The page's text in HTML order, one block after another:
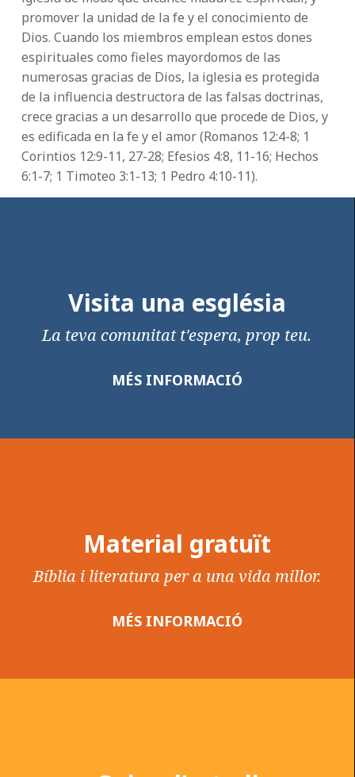
promover la unidad de la fe y el conocimiento de
Dios. Cuando los miembros emplean estos dones
espirituales como fieles mayordomos de las
numerosas gracias de Dios, la iglesia es protegida
de la influencia destructora de las falsas doctrinas,
crece gracias a un desarrollo que procede de Dios, y
es edificada en la fe y el amor (Romanos 12:4-8; 1
Corintios 12:9-11, 27-28; Efesios 4:8, 11-16; Hechos
6:1-7; 1 Timoteo 3:1-13; 1 Pedro 4:10-11).
Visita una església
La teva comunitat t'espera, prop teu.
MÉS INFORMACIÓ
Material gratuït
Bíblia i literatura per a una vida millor.
MÉS INFORMACIÓ